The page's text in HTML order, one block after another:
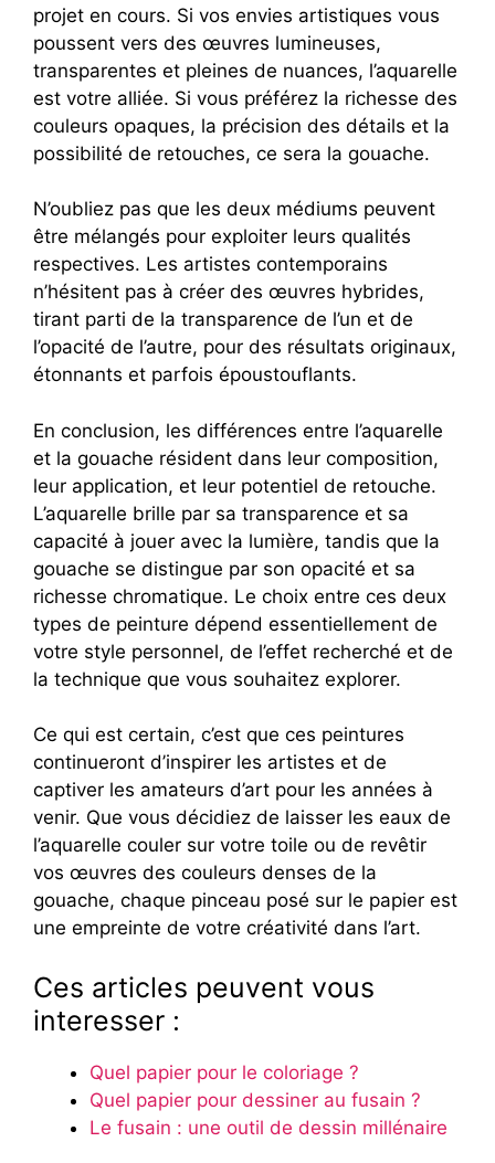
projet en cours. Si vos envies artistiques vous
poussent vers des œuvres lumineuses,
transparentes et pleines de nuances, l’aquarelle
est votre alliée. Si vous préférez la richesse des
couleurs opaques, la précision des détails et la
possibilité de retouches, ce sera la gouache.
N’oubliez pas que les deux médiums peuvent
être mélangés pour exploiter leurs qualités
respectives. Les artistes contemporains
n’hésitent pas à créer des œuvres hybrides,
tirant parti de la transparence de l’un et de
l’opacité de l’autre, pour des résultats originaux,
étonnants et parfois époustouflants.
En conclusion, les différences entre l’aquarelle
et la gouache résident dans leur composition,
leur application, et leur potentiel de retouche.
L’aquarelle brille par sa transparence et sa
capacité à jouer avec la lumière, tandis que la
gouache se distingue par son opacité et sa
richesse chromatique. Le choix entre ces deux
types de peinture dépend essentiellement de
votre style personnel, de l’effet recherché et de
la technique que vous souhaitez explorer.
Ce qui est certain, c’est que ces peintures
continueront d’inspirer les artistes et de
captiver les amateurs d’art pour les années à
venir. Que vous décidiez de laisser les eaux de
l’aquarelle couler sur votre toile ou de revêtir
vos œuvres des couleurs denses de la
gouache, chaque pinceau posé sur le papier est
une empreinte de votre créativité dans l’art.
Ces articles peuvent vous
interesser :
Quel papier pour le coloriage ?
Quel papier pour dessiner au fusain ?
Le fusain : une outil de dessin millénaire